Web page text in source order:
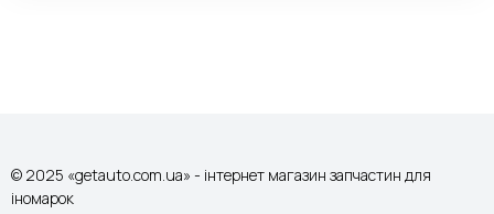
© 2025 «getauto.com.ua» - інтернет магазин запчастин для
іномарок